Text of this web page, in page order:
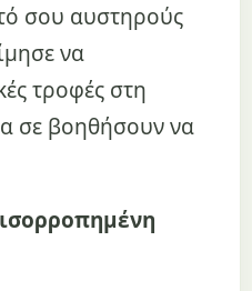
σου αυστηρούς
να
τροφές στη
σε βοηθήσουν να